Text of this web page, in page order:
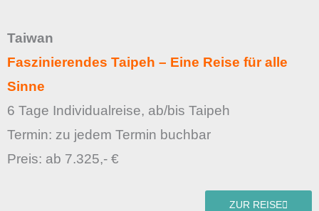
Taiwan
Faszinierendes Taipeh – Eine Reise für alle
Sinne
6 Tage Individualreise, ab/bis Taipeh
Termin: zu jedem Termin buchbar
Preis: ab 7.325,- €
ZUR REISE